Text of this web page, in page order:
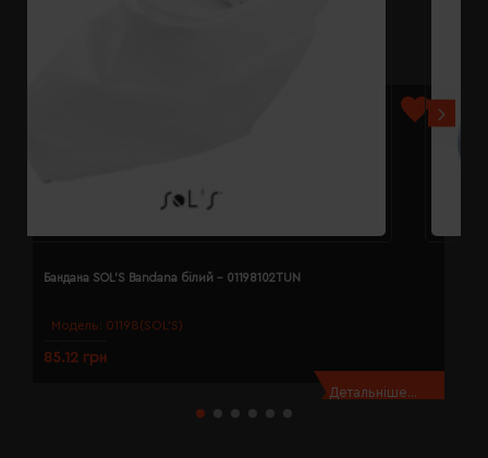
Модель: 01198(SOL’S)
Бандана SOL'S Bandana білий - 01198102TUN
85.12 грн
Детальніше...